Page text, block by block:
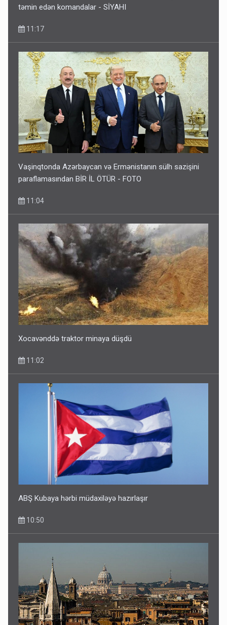
Geri çağırılan səfir Abel Məhərrəmovun oğludur - DOSYE
7 Avqust 14:07
Media və Yayım Şurasına əlavə hüquq və vəzifələr verilib
7 Avqust 13:24
təmin edən komandalar - SİYAHI
11:17
Vaşinqtonda Azərbaycan və Ermənistanın sülh sazişini
paraflamasından BİR İL ÖTÜR - FOTO
11:04
Xocavənddə traktor minaya düşdü
11:02
ABŞ Kubaya hərbi müdaxiləyə hazırlaşır
10:50